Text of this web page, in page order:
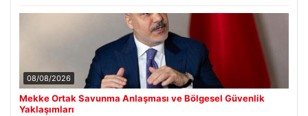
08/08/2026
Mekke Ortak Savunma Anlaşması ve Bölgesel Güvenlik
Yaklaşımları